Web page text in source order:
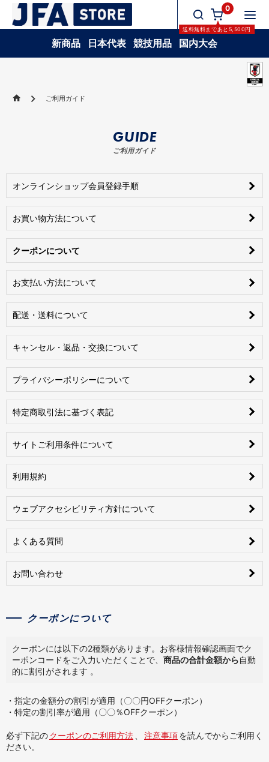
0
送料無料まであと 5,500円
新商品 日本代表 競技用品 国内大会
ご利用ガイド
GUIDE
ご利用ガイド
オンラインショップ会員登録手順
お買い物方法について
クーポンについて
お支払い方法について
配送・送料について
キャンセル・返品・交換について
プライバシーポリシーについて
特定商取引法に基づく表記
サイトご利用条件について
利用規約
ウェブアクセシビリティ方針について
よくある質問
お問い合わせ
クーポンについて
クーポンには以下の2種類があります。お客様情報確認画面でク
ーポンコードをご入力いただくことで、 商品の合計金額から自動
的に割引がされます 。
・指定の金額分の割引が適用（〇〇円OFFクーポン）
・特定の割引率が適用（〇〇％OFFクーポン）
必ず下記のクーポンのご利用方法 注意事項を読んでからご利用く
ださい。